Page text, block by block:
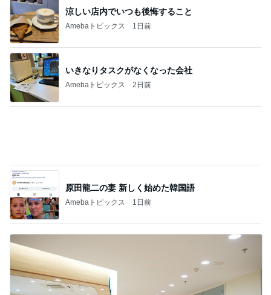
いきなりタスクがなくなった会社
Amebaトピックス 2日前